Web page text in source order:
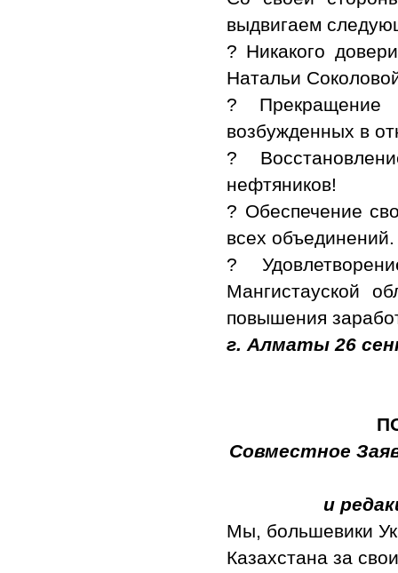
выдвигаем
? Никакого
Натальи
? Прекращение
возбужденных в
?
нефтяников!
? Обеспечение
всех объединений.
?
Мангистауской
повышения
г. Алматы 26
Совместное
и
Мы, большевики
Казахстана за